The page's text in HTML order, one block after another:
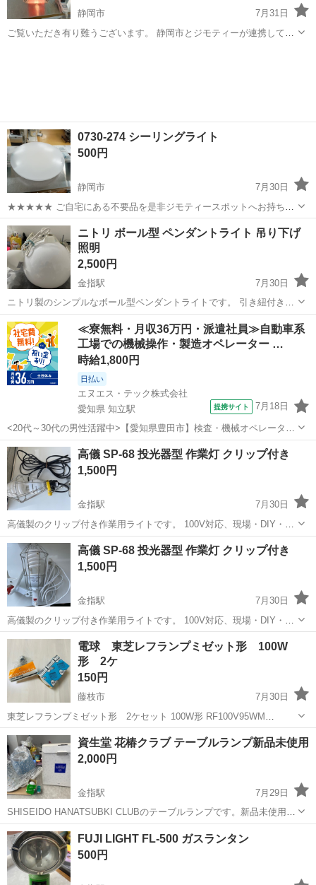
静岡市
7月31日
ご覧いただき有り難うございます。 静岡市とジモティーが連携して運
0730-274 シーリングライト
500円
静岡市
7月30日
★★★★★ ご自宅にある不要品を是非ジモティースポットへお持ち込
みしませんか？ 家電、趣味・スポーツ・レジャー用品、こども用品、
衣料服飾品、生活雑貨、家具、本、CD・DVDなどが無料でまとめて持
ち込めます！ ※詳細はこ...
静岡 静岡市 照明器具 シーリングライト
ニトリ ボール型 ペンダントライト 吊り下げ
照明
2,500円
金指駅
7月30日
ニトリ製のシンプルなボール型ペンダントライトです。 引き紐付き、
E26口金、100V対応です。 室内のインテリア照明としてお使いいただ
けます。 直接引取り、または着払いでの発送も対応可能です。店舗か
らの配送をご希望の場合は、...
静岡 浜松市 金指駅 照明器具 ペンダントライト
≪寮無料・月収36万円・派遣社員≫自動車系
工場での機械操作・製造オペレーター …
時給1,800円
日払い
エヌエス・テック株式会社
愛知県 知立駅
提携サイト 7月18日
<20代～30代の男性活躍中>【愛知県豊田市】検査・機械オペレーター
／交替制／月収36.2万円以上可能！／ngy144-99 仕事概要 仕事概要 安
心の研修あり！ ー・ー・ー・ー・ー・ー 毎週火曜/金曜 入社チャン
ス！ ■...
愛知 豊田市 知立駅 その他
高儀 SP‑68 投光器型 作業灯 クリップ付き
1,500円
金指駅
7月30日
高儀製のクリップ付き作業用ライトです。 100V対応、現場・DIY・倉
庫の照明に便利です。 直接引取り、または着払いでの発送も対応可能
です。店舗からの配送をご希望の場合は、お気軽にご連絡ください。
静岡 浜松市 金指駅 照明器具 投光器
高儀 SP‑68 投光器型 作業灯 クリップ付き
1,500円
金指駅
7月30日
高儀製のクリップ付き作業用ライトです。 100V対応、現場・DIY・倉
庫の照明に便利です。 直接引取り、または着払いでの発送も対応可能
です。店舗からの配送をご希望の場合は、お気軽にご連絡ください。
静岡 浜松市 金指駅 投光器
電球 東芝レフランプミゼット形 100W
形 2ケ
150円
藤枝市
7月30日
東芝レフランプミゼット形 2ケセット 100W形 RF100V95WM
RF100V95W MA 購入時期が違うので型番が少し違っていますが、同
等のものだと思います。 新品未使用ですが、自宅に出る保管してい...
静岡 藤枝市 照明器具
資生堂 花椿クラブ テーブルランプ新品未使用
2,000円
金指駅
7月29日
SHISEIDO HANATSUBKI CLUBのテーブルランプです。新品未使用品
となります。 可愛らしい葉っぱ柄のデザインで、寝室やリビングのイ
ンテリアとしてお楽しみいただけます。 専用の外箱、電球類が付属し
ております。 ...
静岡 浜松市
FUJI LIGHT FL‑500 ガスランタン
500円